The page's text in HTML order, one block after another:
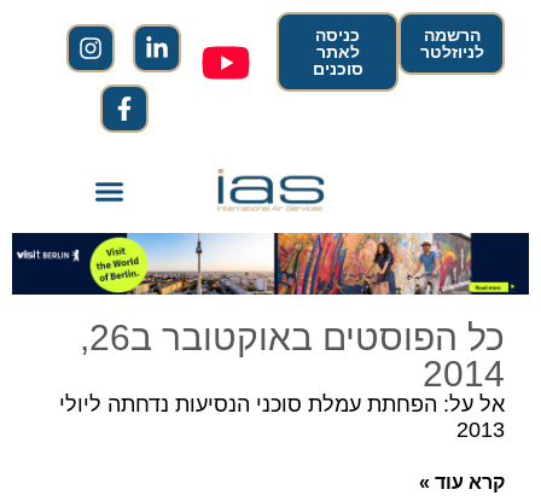
הרשמה
לניוזלטר
כניסה
לאתר
סוכנים
כל הפוסטים באוקטובר ב26,
2014
אל על: הפחתת עמלת סוכני הנסיעות נדחתה ליולי
2013
קרא עוד »